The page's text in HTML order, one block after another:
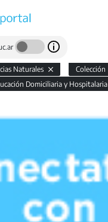
Naturales
Colección
Domiciliaria y Hospitalaria